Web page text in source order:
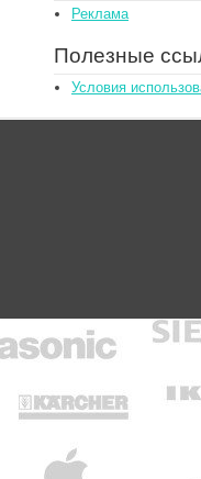
Реклама
Полезные
Условия